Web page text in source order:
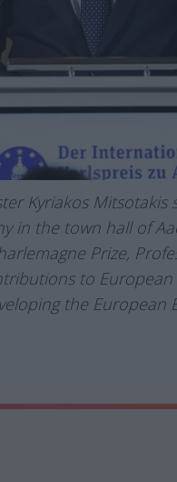
Kyriakos
in the town hall of
Prize,
to
the European